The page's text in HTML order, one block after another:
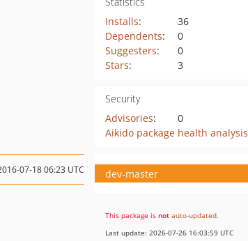
Installs:
36
Dependents:
0
Suggesters:
0
Stars: 3
Security
Advisories:
0
Aikido package health analysis
07-18 06:23 UTC dev-master
This package is not auto-updated.
Last update: 2026-07-26 16:03:59 UTC